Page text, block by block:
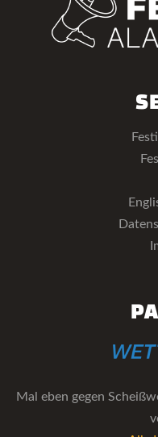
Mal eben gegen